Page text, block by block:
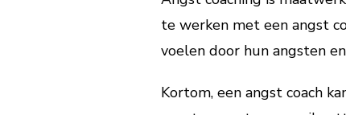
te werken met een angst
voelen door hun angsten
Kortom, een angst coach